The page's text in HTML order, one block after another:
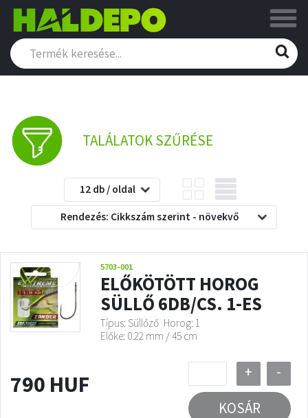
TALÁLATOK SZŰRÉSE
12 db / oldal
Rendezés: Cikkszám szerint - növekvő
5703-001
ELŐKÖTÖTT HOROG
SÜLLŐ 6DB/CS. 1-ES
Típus: Süllőző Horog: 1
Előke: 0.22 mm / 45 cm
790 HUF +
-
KOSÁR